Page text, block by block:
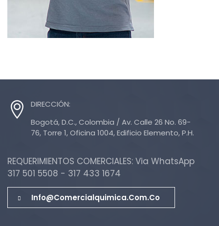
DIRECCIÓN:
Bogotá, D.C., Colombia / Av. Calle 26 No. 69-
76, Torre 1, Oficina 1004, Edificio Elemento, P.H.
REQUERIMIENTOS COMERCIALES: Via WhatsApp
317 501 5508 - 317 433 1674
Info@comercialquimica.com.co